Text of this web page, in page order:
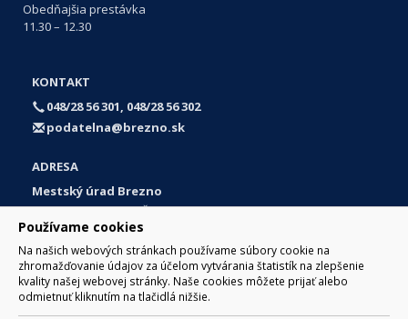
Používame cookies
Na našich webových stránkach používame súbory cookie na
zhromažďovanie údajov za účelom vytvárania štatistík na zlepšenie
kvality našej webovej stránky. Naše cookies môžete prijať alebo
odmietnuť kliknutím na tlačidlá nižšie.
Obedňajšia prestávka
11.30 – 12.30
KONTAKT
048/28 56 301, 048/28 56 302
podatelna@brezno.sk
ADRESA
Mestský úrad Brezno
Námestie gen. M. R. Štefánika 1
977 01 Brezno
Slovakia (Slovak Republic)